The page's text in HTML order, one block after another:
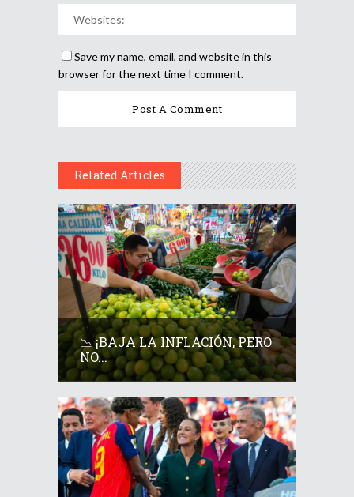
Save my name, email, and website in this
browser for the next time I comment.
Related Articles
📉 ¡BAJA LA INFLACIÓN, PERO
NO...